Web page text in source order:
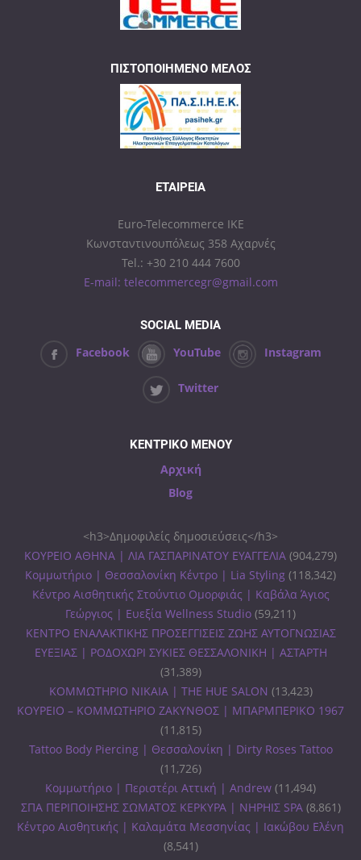
ΠΙΣΤΟΠΟΙΗΜΈΝΟ ΜΈΛΟΣ
ΕΤΑΙΡΕΊΑ
Euro-Telecommerce IKE
Κωνσταντινουπόλεως 358 Αχαρνές
Tel.: +30 210 444 7600
E-mail: telecommercegr@gmail.com
SOCIAL MEDIA
Facebook YouTube Instagram
Twitter
ΚΕΝΤΡΙΚΟ ΜΕΝΟΥ
Αρχική
Blog
<h3>Δημοφιλείς δημοσιεύσεις</h3>
ΚΟΥΡΕΙΟ ΑΘΗΝΑ | ΛΙΑ ΓΑΣΠΑΡΙΝΑΤΟΥ ΕΥΑΓΓΕΛΙΑ (904,279)
Κομμωτήριο | Θεσσαλονίκη Κέντρο | Lia Styling (118,342)
Κέντρο Αισθητικής Στούντιο Ομορφιάς | Καβάλα Άγιος
Γεώργιος | Ευεξία Wellness Studio (59,211)
ΚΕΝΤΡΟ ΕΝΑΛΑΚΤΙΚΗΣ ΠΡΟΣΕΓΓΙΣΕΙΣ ΖΩΗΣ ΑΥΤΟΓΝΩΣΙΑΣ
ΕΥΕΞΙΑΣ | ΡΟΔΟΧΩΡΙ ΣΥΚΙΕΣ ΘΕΣΣΑΛΟΝΙΚΗ | ΑΣΤΑΡΤΗ
(31,389)
ΚΟΜΜΩΤΗΡΙΟ ΝΙΚΑΙΑ | THE HUE SALON (13,423)
ΚΟΥΡΕΙΟ – ΚΟΜΜΩΤΗΡΙΟ ΖΑΚΥΝΘΟΣ | ΜΠΑΡΜΠΕΡΙΚΟ 1967
(11,815)
Tattoo Body Piercing | Θεσσαλονίκη | Dirty Roses Tattoo
(11,726)
Κομμωτήριο | Περιστέρι Αττική | Andrew (11,494)
ΣΠΑ ΠΕΡΙΠΟΙΗΣΗΣ ΣΩΜΑΤΟΣ ΚΕΡΚΥΡΑ | ΝΗΡΗΙΣ SPA (8,861)
Κέντρο Αισθητικής | Καλαμάτα Μεσσηνίας | Ιακώβου Ελένη
(8,541)